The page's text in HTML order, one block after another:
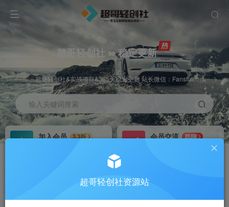
超哥轻创社 ∞ 稳定更新
超哥轻创社&实战项目&365天稳定更新 站长微信：Fansfuli
输入关键词搜索
加入会员
3.3折
会员交流
群聊
推广返佣高达70%超哥轻创社资源站